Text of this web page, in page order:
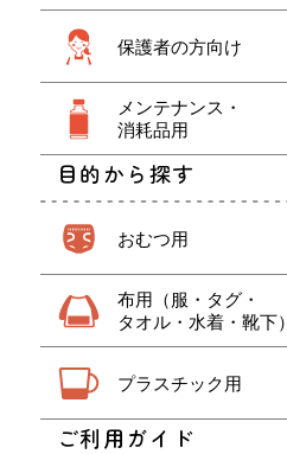
保護者の方向け
メンテナンス・
消耗品用
目的から探す
おむつ用
布用（服・タグ・
タオル・水着・靴下）
プラスチック用
ご利用ガイド